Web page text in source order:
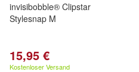
invisibobble® Clipstar
Stylesnap M
15,95 €
Kostenloser Versand